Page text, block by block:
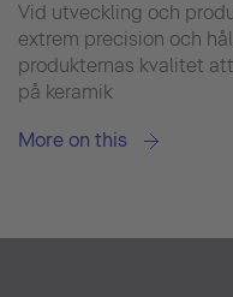
Vid utveckling och
extrem precision och
produkternas kvalitet
på keramik
More on this